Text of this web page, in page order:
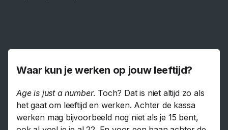
Waar kun je werken op jouw leeftijd?
Age is just a number. Toch? Dat is niet altijd zo als
het gaat om leeftijd en werken. Achter de kassa
werken mag bijvoorbeeld nog niet als je 15 bent,